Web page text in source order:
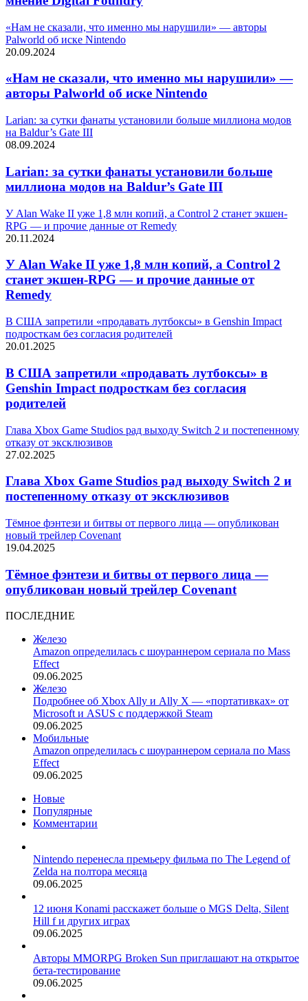
«Нам не сказали, что именно мы нарушили» — авторы
Palworld об иске Nintendo
20.09.2024
«Нам не сказали, что именно мы нарушили» —
авторы Palworld об иске Nintendo
Larian: за сутки фанаты установили больше миллиона модов
на Baldur’s Gate III
08.09.2024
Larian: за сутки фанаты установили больше
миллиона модов на Baldur’s Gate III
У Alan Wake II уже 1,8 млн копий, а Control 2 станет экшен-
RPG — и прочие данные от Remedy
20.11.2024
У Alan Wake II уже 1,8 млн копий, а Control 2
станет экшен-RPG — и прочие данные от
Remedy
В США запретили «продавать лутбоксы» в Genshin Impact
подросткам без согласия родителей
20.01.2025
В США запретили «продавать лутбоксы» в
Genshin Impact подросткам без согласия
родителей
Глава Xbox Game Studios рад выходу Switch 2 и постепенному
отказу от эксклюзивов
27.02.2025
Глава Xbox Game Studios рад выходу Switch 2 и
постепенному отказу от эксклюзивов
Тёмное фэнтези и битвы от первого лица — опубликован
новый трейлер Covenant
19.04.2025
Тёмное фэнтези и битвы от первого лица —
опубликован новый трейлер Covenant
ПОСЛЕДНИЕ
Железо
Amazon определилась с шоураннером сериала по Mass
Effect
09.06.2025
Железо
Подробнее об Xbox Ally и Ally X — «портативках» от
Microsoft и ASUS с поддержкой Steam
09.06.2025
Мобильные
Amazon определилась с шоураннером сериала по Mass
Effect
09.06.2025
Новые
Популярные
Комментарии
Nintendo перенесла премьеру фильма по The Legend of
Zelda на полтора месяца
09.06.2025
12 июня Konami расскажет больше о MGS Delta, Silent
Hill f и других играх
09.06.2025
Авторы MMORPG Broken Sun приглашают на открытое
бета-тестирование
09.06.2025